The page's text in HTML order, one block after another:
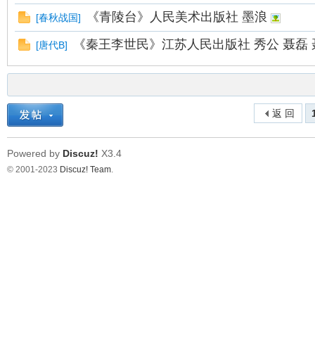
[春秋战国] 《青陵台》人民美术出版社 墨浪
[唐代B] 《秦王李世民》江苏人民出版社 秀公 聂磊
返 回
Powered by Discuz! X3.4
© 2001-2023 Discuz! Team.